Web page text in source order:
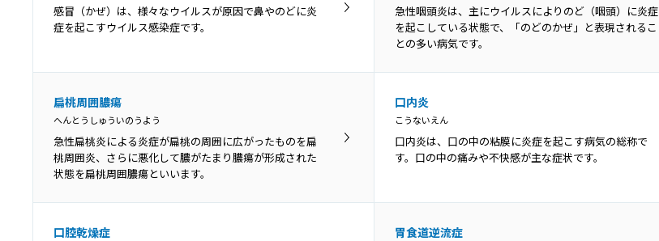
感冒（かぜ）は、様々なウイルスが原因で鼻やのどに炎
症を起こすウイルス感染症です。
急性咽頭炎は、主にウイルスによりのど（咽頭）に炎症
を起こしている状態で、「のどのかぜ」と表現されるこ
との多い病気です。
扁桃周囲膿瘍
へんとうしゅういのうよう
急性扁桃炎による炎症が扁桃の周囲に広がったものを扁
桃周囲炎、さらに悪化して膿がたまり膿瘍が形成された
状態を扁桃周囲膿瘍といいます。
口内炎
こうないえん
口内炎は、口の中の粘膜に炎症を起こす病気の総称で
す。口の中の痛みや不快感が主な症状です。
口腔乾燥症 胃食道逆流症